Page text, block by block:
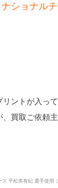
ショナル
ントが入って
買取ご依頼